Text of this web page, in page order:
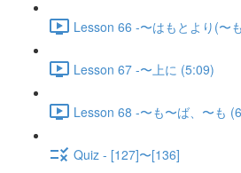
Lesson 66 -〜はもとより(〜
Lesson 67 -〜上に (5:09)
Lesson 68 -〜も〜ば、〜も
Quiz - [127]〜[136]